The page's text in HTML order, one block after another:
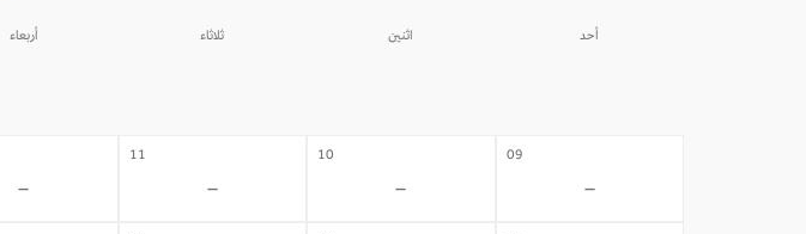
أحد اثنين ثلاثاء أربعاء
09
-
10
-
11
-
-